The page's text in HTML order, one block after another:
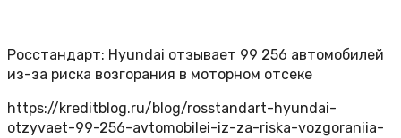
Росстандарт: Hyundai отзывает 99 256 автомобилей
из-за риска возгорания в моторном отсеке
https://kreditblog.ru/blog/rosstandart-hyundai-
otzyvaet-99-256-avtomobilei-iz-za-riska-vozgoraniia-